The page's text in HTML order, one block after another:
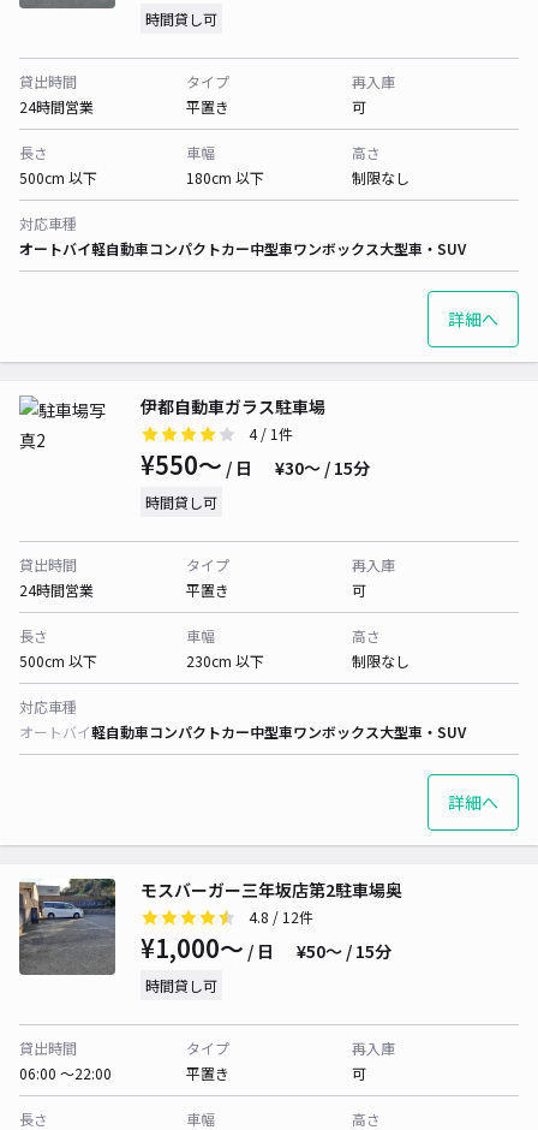
時間貸し可
貸出時間
24時間営業
タイプ
平置き
再入庫
可
長さ
500cm 以下
車幅
180cm 以下
高さ
制限なし
対応車種
オートバイ軽自動車コンパクトカー中型車ワンボックス大型車・SUV
詳細へ
伊都自動車ガラス駐車場
4/ 1件
¥550〜 / 日 ¥30〜 / 15分
時間貸し可
貸出時間
24時間営業
タイプ
平置き
再入庫
可
長さ
500cm 以下
車幅
230cm 以下
高さ
制限なし
対応車種
オートバイ軽自動車コンパクトカー中型車ワンボックス大型車・SUV
詳細へ
モスバーガー三年坂店第2駐車場奥
4.8 / 12件
¥1,000〜 / 日 ¥50〜 / 15分
時間貸し可
貸出時間
06:00 〜22:00
タイプ
平置き
再入庫
可
長さ
車幅
高さ